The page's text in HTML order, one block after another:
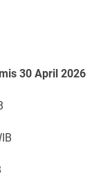
30 April 2026